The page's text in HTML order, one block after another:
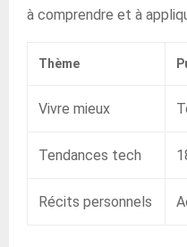
à comprendre et à
Thème
Vivre mieux
Tendances tech
Récits personnels